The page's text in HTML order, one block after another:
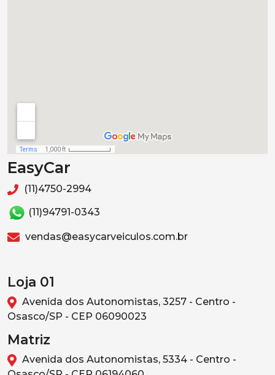
EasyCar
(11)4750-2994
(11)94791-0343
vendas@easycarveiculos.com.br
Loja 01
Avenida dos Autonomistas, 3257 - Centro -
Osasco/SP - CEP 06090023
Matriz
Avenida dos Autonomistas, 5334 - Centro -